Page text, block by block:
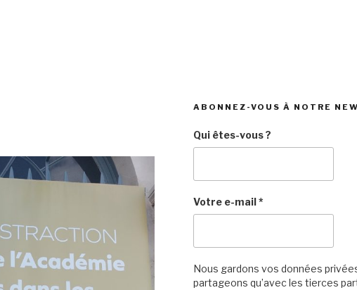
ABONNEZ-VOUS À NOTRE
Qui êtes-vous ?
Votre e-mail*
Nous gardons vos données
partageons qu’avec les tierces